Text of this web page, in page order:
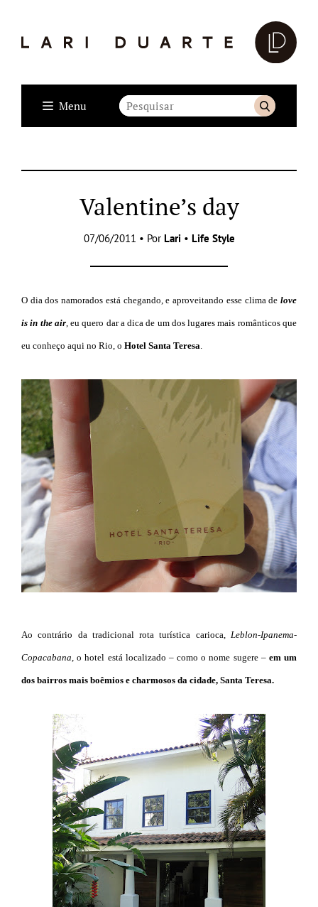
Menu
Valentine’s day
07/06/2011 • Por Lari • Life Style
O dia dos namorados está chegando, e aproveitando esse clima de love
is in the air, eu quero dar a dica de um dos lugares mais românticos que
eu conheço aqui no Rio, o Hotel Santa Teresa
Ao contrário da tradicional rota turística carioca, Leblon-Ipanema-
Copacabana , o hotel está localizado – como o nome sugere – em um
dos bairros mais boêmios e charmosos da cidade, Santa Teresa.